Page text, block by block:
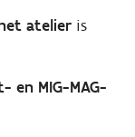
atelieris
en MIG-MAG-